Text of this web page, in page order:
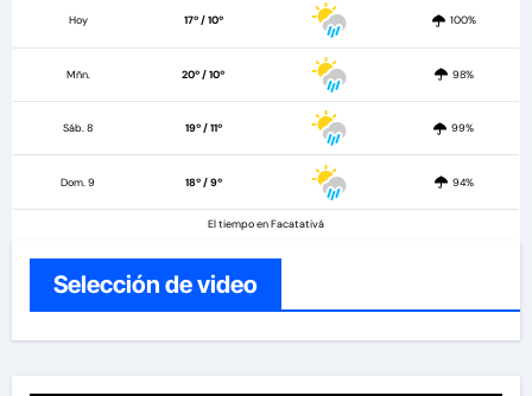
Hoy 17º / 10º 100%
Mñn. 20º / 10º 98%
Sáb. 8 19º / 11º 99%
Dom. 9 18º / 9º 94%
El tiempo en Facatativá
Selección de video